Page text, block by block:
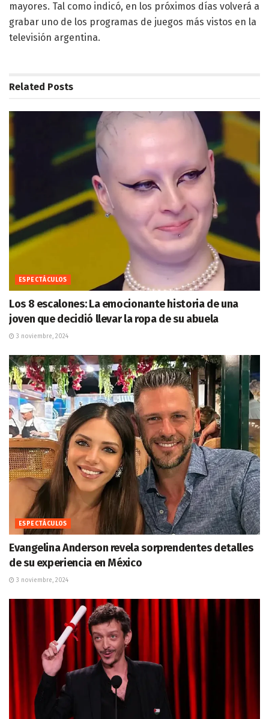
mayores. Tal como indicó, en los próximos días volverá a
grabar uno de los programas de juegos más vistos en la
televisión argentina.
Related Posts
ESPECTÁCULOS
Los 8 escalones: La emocionante historia de una
joven que decidió llevar la ropa de su abuela
3 noviembre, 2024
ESPECTÁCULOS
Evangelina Anderson revela sorprendentes detalles
de su experiencia en México
3 noviembre, 2024